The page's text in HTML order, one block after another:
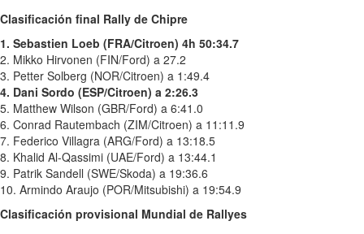
Clasificación final Rally de Chipre
1. Sebastien Loeb (FRA/Citroen) 4h 50:34.7
2. Mikko Hirvonen (FIN/Ford) a 27.2
3. Petter Solberg (NOR/Citroen) a 1:49.4
4. Dani Sordo (ESP/Citroen) a 2:26.3
5. Matthew Wilson (GBR/Ford) a 6:41.0
6. Conrad Rautembach (ZIM/Citroen) a 11:11.9
7. Federico Villagra (ARG/Ford) a 13:18.5
8. Khalid Al-Qassimi (UAE/Ford) a 13:44.1
9. Patrik Sandell (SWE/Skoda) a 19:36.6
10. Armindo Araujo (POR/Mitsubishi) a 19:54.9
Clasificación provisional Mundial de Rallyes